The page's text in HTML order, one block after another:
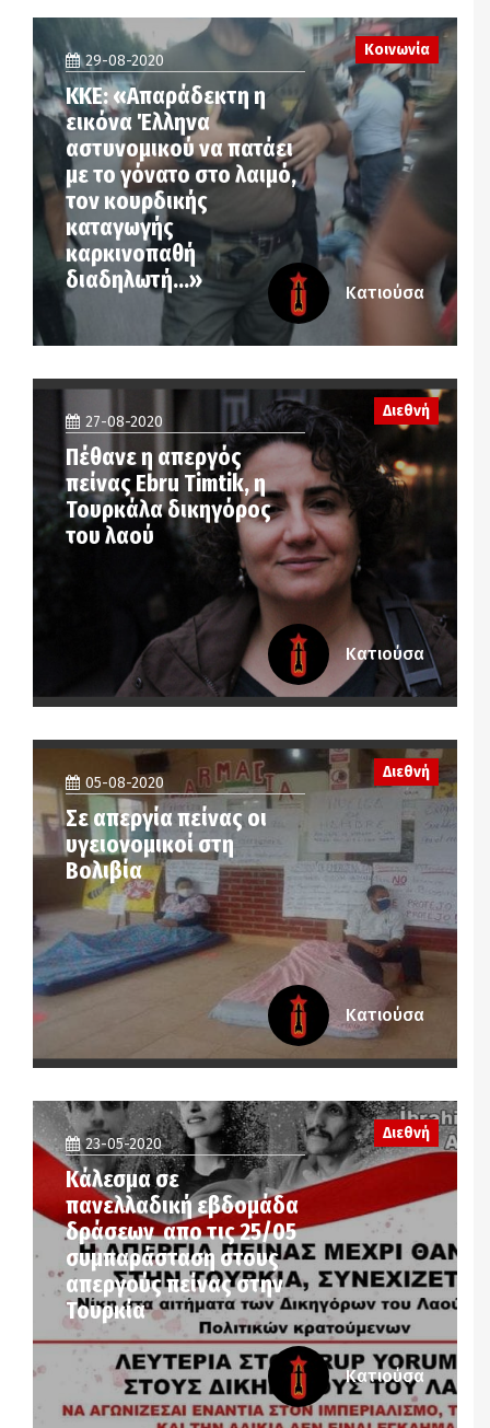
29-08-2020
ΚΚΕ: «Απαράδεκτη η
εικόνα Έλληνα
αστυνομικού να πατάει
με το γόνατο στο λαιμό,
τον κουρδικής
καταγωγής
καρκινοπαθή
διαδηλωτή…»
Κοινωνία
Κατιούσα
27-08-2020
Πέθανε η απεργός
πείνας Ebru Timtik, η
Τουρκάλα δικηγόρος
του λαού
Διεθνή
Κατιούσα
05-08-2020
Σε απεργία πείνας οι
υγειονομικοί στη
Βολιβία
Διεθνή
Κατιούσα
23-05-2020
Κάλεσμα σε
πανελλαδική εβδομάδα
δράσεων απο τις 25/05
συμπαράσταση στους
απεργούς πείνας στην
Τουρκία
Διεθνή
Κατιούσα